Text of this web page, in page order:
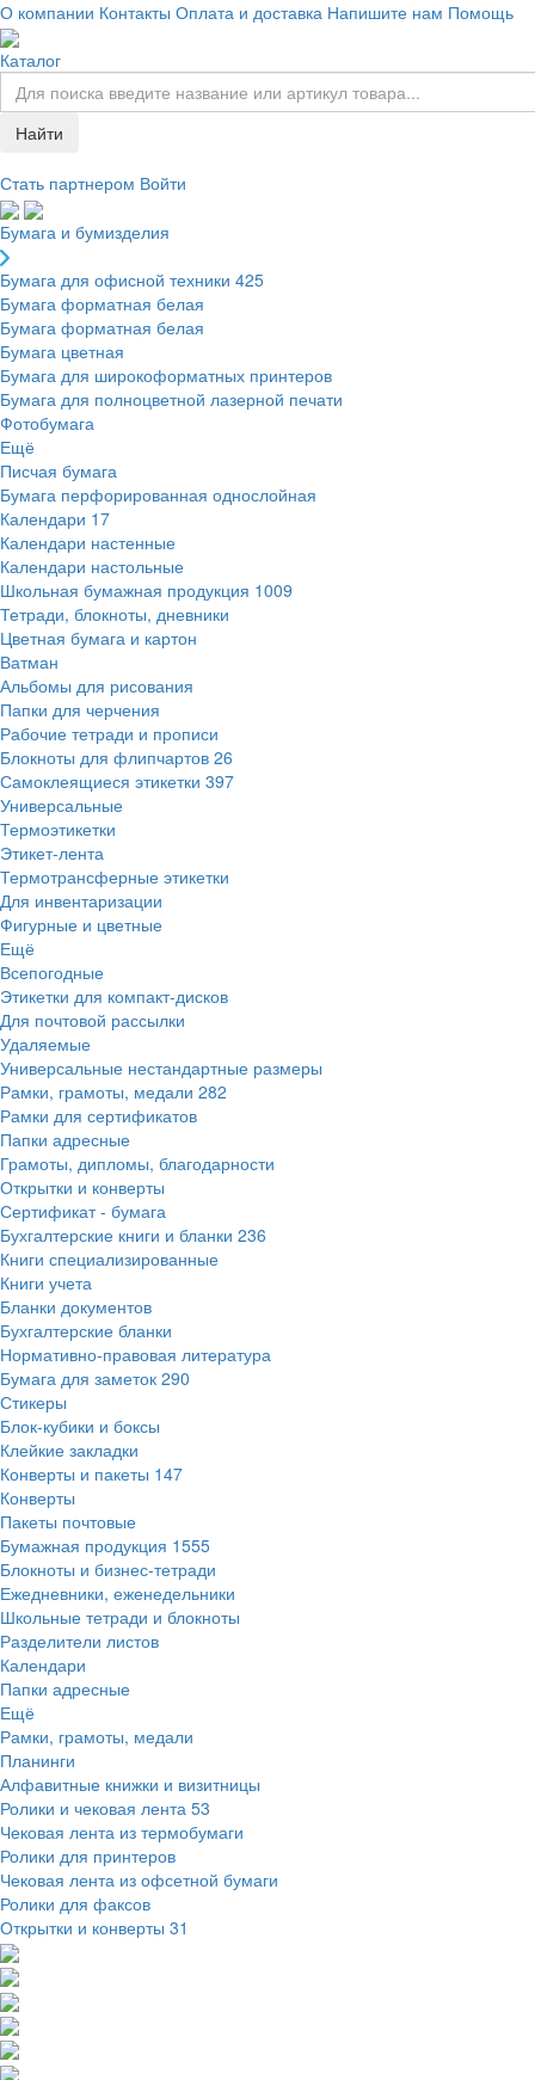
О компании Контакты Оплата и доставка Напишите нам Помощь
Каталог
Найти
Стать партнером Войти
Бумага и бумизделия
Бумага для офисной техники 425
Бумага форматная белая
Бумага форматная белая
Бумага цветная
Бумага для широкоформатных принтеров
Бумага для полноцветной лазерной печати
Фотобумага
Ещё
Писчая бумага
Бумага перфорированная однослойная
Календари 17
Календари настенные
Календари настольные
Школьная бумажная продукция 1009
Тетради, блокноты, дневники
Цветная бумага и картон
Ватман
Альбомы для рисования
Папки для черчения
Рабочие тетради и прописи
Блокноты для флипчартов 26
Самоклеящиеся этикетки 397
Универсальные
Термоэтикетки
Этикет-лента
Термотрансферные этикетки
Для инвентаризации
Фигурные и цветные
Ещё
Всепогодные
Этикетки для компакт-дисков
Для почтовой рассылки
Удаляемые
Универсальные нестандартные размеры
Рамки, грамоты, медали 282
Рамки для сертификатов
Папки адресные
Грамоты, дипломы, благодарности
Открытки и конверты
Сертификат - бумага
Бухгалтерские книги и бланки 236
Книги специализированные
Книги учета
Бланки документов
Бухгалтерские бланки
Нормативно-правовая литература
Бумага для заметок 290
Стикеры
Блок-кубики и боксы
Клейкие закладки
Конверты и пакеты 147
Конверты
Пакеты почтовые
Бумажная продукция 1555
Блокноты и бизнес-тетради
Ежедневники, еженедельники
Школьные тетради и блокноты
Разделители листов
Календари
Папки адресные
Ещё
Рамки, грамоты, медали
Планинги
Алфавитные книжки и визитницы
Ролики и чековая лента 53
Чековая лента из термобумаги
Ролики для принтеров
Чековая лента из офсетной бумаги
Ролики для факсов
Открытки и конверты 31